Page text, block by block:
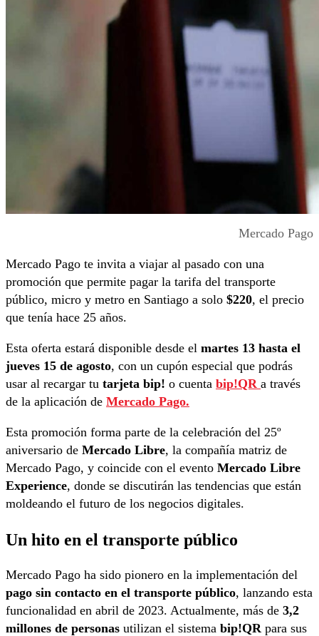
Mercado Pago
Mercado Pago te invita a viajar al pasado con una
promoción que permite pagar la tarifa del transporte
público, micro y metro en Santiago a solo $220, el precio
que tenía hace 25 años.
Esta oferta estará disponible desde el martes 13 hasta el
jueves 15 de agosto, con un cupón especial que podrás
usar al recargar tu tarjeta bip! o cuenta bip!QR a través
de la aplicación de Mercado Pago.
Esta promoción forma parte de la celebración del 25º
aniversario de Mercado Libre, la compañía matriz de
Mercado Pago, y coincide con el evento Mercado Libre
Experience, donde se discutirán las tendencias que están
moldeando el futuro de los negocios digitales.
Un hito en el transporte público
Mercado Pago ha sido pionero en la implementación del
pago sin contacto en el transporte público, lanzando esta
funcionalidad en abril de 2023. Actualmente, más de 3,2
millones de personas utilizan el sistema bip!QR para sus